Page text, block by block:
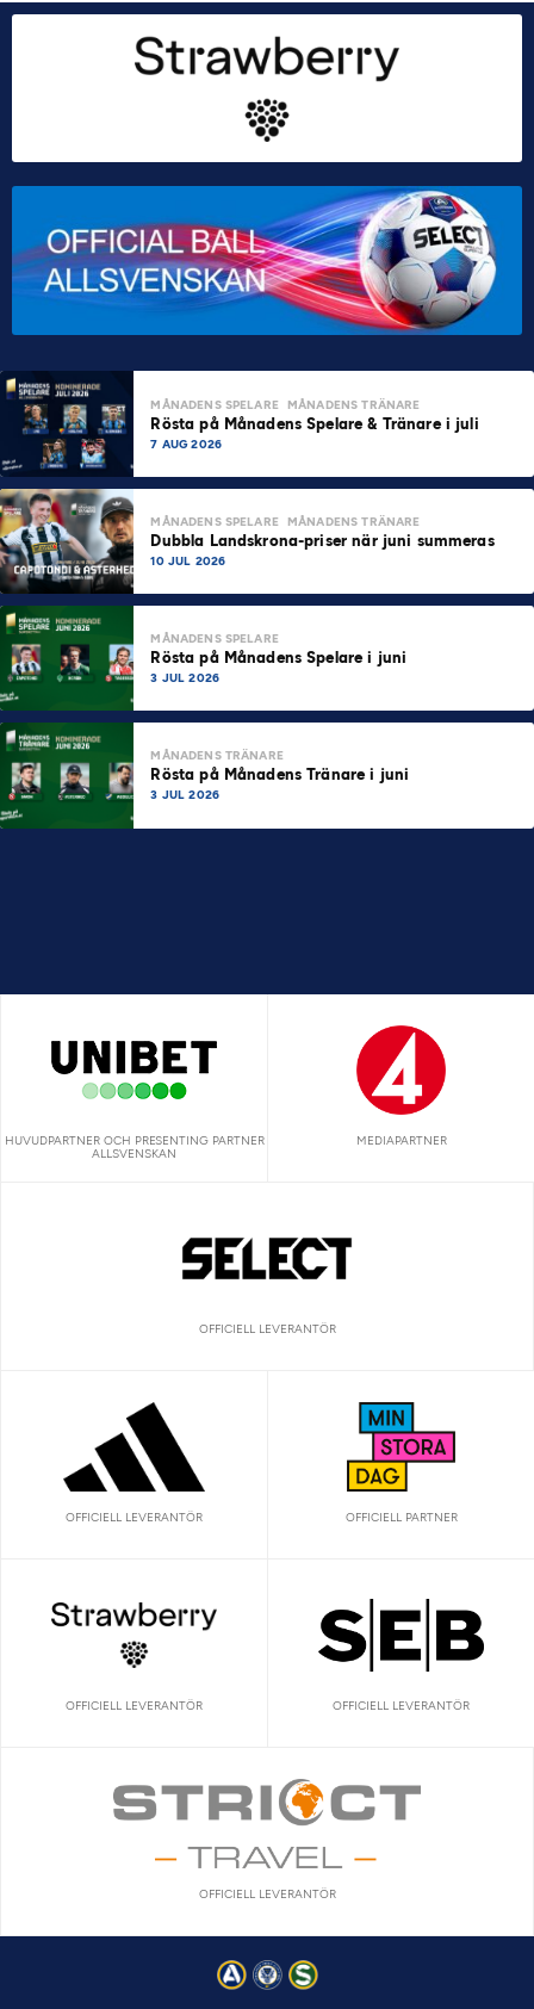
MÅNADENS SPELARE MÅNADENS TRÄNARE
Rösta på Månadens Spelare & Tränare i juli
7 AUG 2026
MÅNADENS SPELARE MÅNADENS TRÄNARE
Dubbla Landskrona-priser när juni summeras
10 JUL 2026
MÅNADENS SPELARE
Rösta på Månadens Spelare i juni
3 JUL 2026
MÅNADENS TRÄNARE
Rösta på Månadens Tränare i juni
3 JUL 2026
HUVUDPARTNER OCH PRESENTING PARTNER
ALLSVENSKAN
MEDIAPARTNER
OFFICIELL LEVERANTÖR
OFFICIELL LEVERANTÖR OFFICIELL PARTNER
OFFICIELL LEVERANTÖR OFFICIELL LEVERANTÖR
OFFICIELL LEVERANTÖR